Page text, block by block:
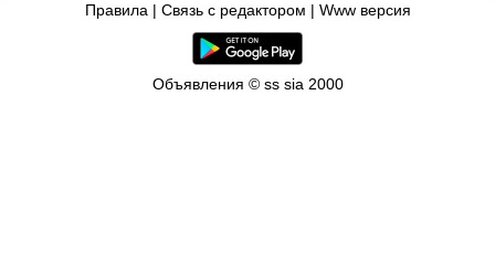
Правила Связь с редактором Www версия
Объявления © ss sia 2000